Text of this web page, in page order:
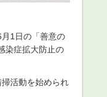
1日の「善意の
染症拡大防止の
活動を始められ